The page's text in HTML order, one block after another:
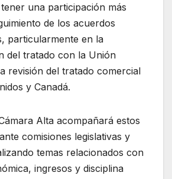
una participación más
de los acuerdos
particularmente en la
del tratado con la Unión
revisión del tratado comercial
y Canadá.
Alta acompañará estos
comisiones legislativas y
temas relacionados con
ingresos y disciplina